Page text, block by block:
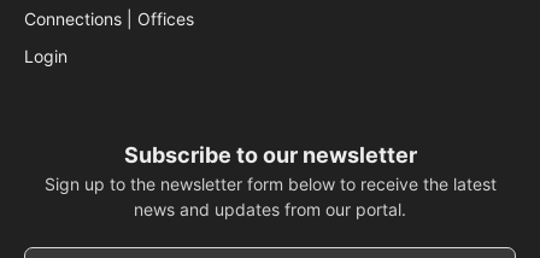
Connections | Offices
Login
Subscribe to our newsletter
Sign up to the newsletter form below to receive the latest
news and updates from our portal.